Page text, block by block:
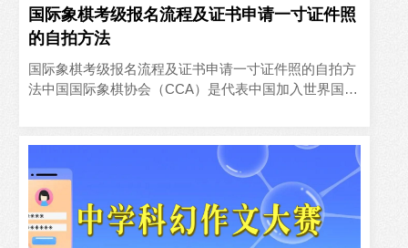
国际象棋考级报名流程及证书申请一寸证件照
的自拍方法
国际象棋考级报名流程及证书申请一寸证件照的自拍方
法中国国际象棋协会（CCA）是代表中国加入世界国际